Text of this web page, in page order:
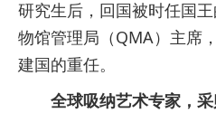
研究生后，回国被时任国
物馆管理局（QMA）主席
建国的重任。
全球吸纳艺术专家，